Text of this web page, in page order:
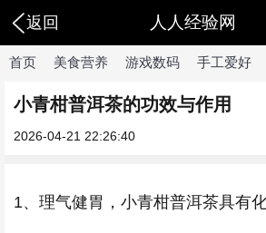
返回 人人经验网
首页 美食营养 游戏数码 手工爱好
小青柑普洱茶的功效与作用
2026-04-21 22:26:40
1、理气健胃，小青柑普洱茶具有